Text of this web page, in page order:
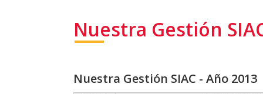
Nuestra Gestión
Nuestra Gestión SIAC - Año 2013